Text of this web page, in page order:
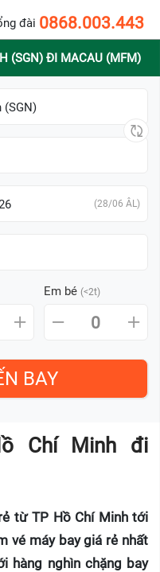
đài 0868.003.443
(SGN) ĐI MACAU (MFM)
(SGN)
(28/06 ÂL)
Em bé (<2t)
0
Chí Minh đi
từ TP Hồ Chí Minh tới
vé máy bay giá rẻ nhất
hàng nghìn chặng bay